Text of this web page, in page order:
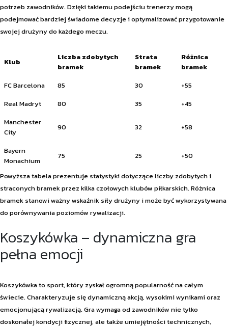
potrzeb zawodników. Dzięki takiemu podejściu trenerzy mogą
podejmować bardziej świadome decyzje i optymalizować przygotowanie
swojej drużyny do każdego meczu.
Klub
Liczba zdobytych
bramek
Strata
bramek
Różnica
bramek
FC Barcelona
85 30
+55
Real Madryt
80 35
+45
Manchester
City
90 32 +58
Bayern
Monachium
75 25 +50
Powyższa tabela prezentuje statystyki dotyczące liczby zdobytych i
straconych bramek przez kilka czołowych klubów piłkarskich. Różnica
bramek stanowi ważny wskaźnik siły drużyny i może być wykorzystywana
do porównywania poziomów rywalizacji.
Koszykówka – dynamiczna gra
pełna emocji
Koszykówka to sport, który zyskał ogromną popularność na całym
świecie. Charakteryzuje się dynamiczną akcją, wysokimi wynikami oraz
emocjonującą rywalizacją. Gra wymaga od zawodników nie tylko
doskonałej kondycji fizycznej, ale także umiejętności technicznych,